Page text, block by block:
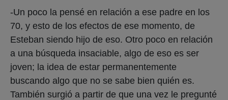
-Un poco la pensé en relación a ese padre en los
70, y esto de los efectos de ese momento, de
Esteban siendo hijo de eso. Otro poco en relación
a una búsqueda insaciable, algo de eso es ser
joven; la idea de estar permanentemente
buscando algo que no se sabe bien quién es.
También surgió a partir de que una vez le pregunté